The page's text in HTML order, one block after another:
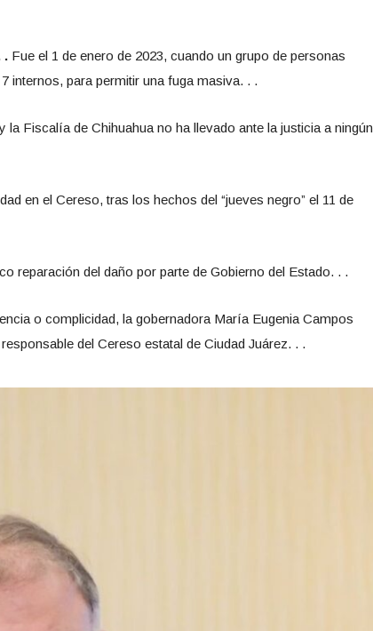
. Fue el 1 de enero de 2023, cuando un grupo de personas
internos, para permitir una fuga masiva. . .
Fiscalía de Chihuahua no ha llevado ante la justicia a ningún
en el Cereso, tras los hechos del “jueves negro” el 11 de
reparación del daño por parte de Gobierno del Estado. . .
o complicidad, la gobernadora María Eugenia Campos
del Cereso estatal de Ciudad Juárez. . .